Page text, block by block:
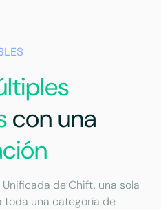
con una
de Chift, una sola
toda una categoría de